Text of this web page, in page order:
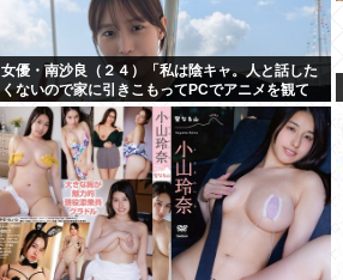
女優・南沙良（２４）「私は陰キャ。人と話した
くないので家に引きこもってPCでアニメを観て
いたい」